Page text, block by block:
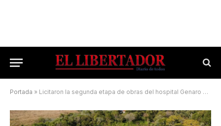
Portada » Licitaron la segunda etapa de obras del hospital Genaro Leiva de Ituzaingó